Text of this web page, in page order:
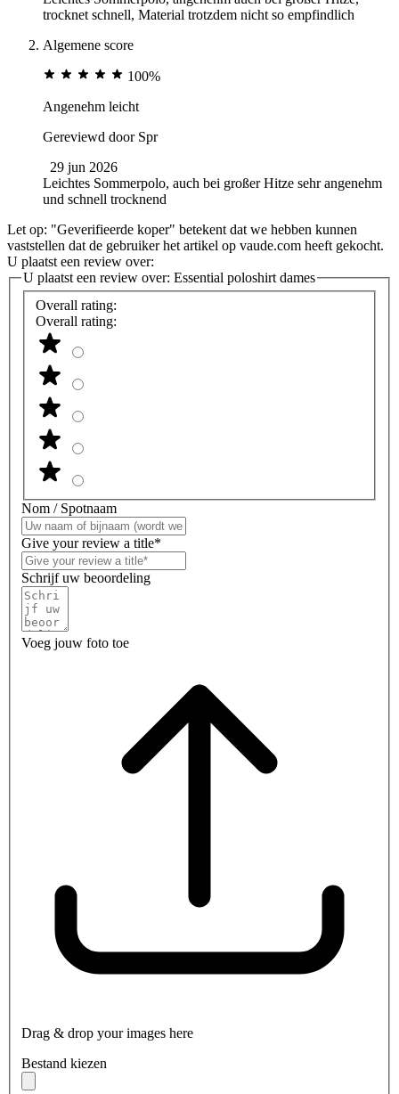
trocknet schnell, Material trotzdem nicht so empfindlich
Algemene score
100%
Angenehm leicht
Gereviewd door Spr
29 jun 2026
Leichtes Sommerpolo, auch bei großer Hitze sehr angenehm
und schnell trocknend
Let op: "Geverifieerde koper" betekent dat we hebben kunnen
vaststellen dat de gebruiker het artikel op vaude.com heeft gekocht.
U plaatst een review over:
U plaatst een review over: Essential poloshirt dames
Overall rating:
Overall rating:
Nom / Spotnaam
Give your review a title*
Schrijf uw beoordeling
Voeg jouw foto toe
Drag & drop your images here
Bestand kiezen